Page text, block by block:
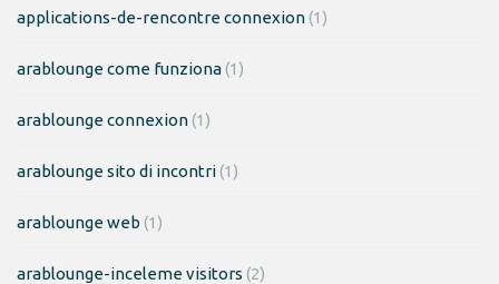
applications-de-rencontre connexion(1)
arablounge come funziona(1)
arablounge connexion(1)
arablounge sito di incontri(1)
arablounge web (1)
arablounge-inceleme visitors (2)